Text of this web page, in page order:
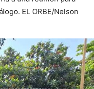
EL ORBE/Nelson